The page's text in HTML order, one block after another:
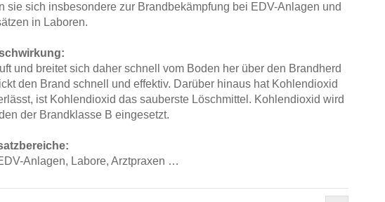
sich insbesondere zur Brandbekämpfung bei EDV-Anlagen und
in Laboren.
und breitet sich daher schnell vom Boden her über den Brandherd
den Brand schnell und effektiv. Darüber hinaus hat Kohlendioxid
ist Kohlendioxid das sauberste Löschmittel. Kohlendioxid wird
der Brandklasse B eingesetzt.
Anlagen, Labore, Arztpraxen …